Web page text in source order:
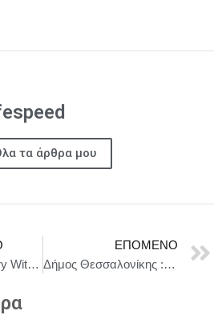
τα άρθρα μου
25-27/7 «The Story Within» Yoga & Creative Writing Retreat στην Κύμη Ευβοίας
ΕΠΌΜΕΝΟ
Δήμος Θεσσαλονίκης : Οχτώ μέτρα για την αναζωογόνηση της Αγοράς Βλάλη